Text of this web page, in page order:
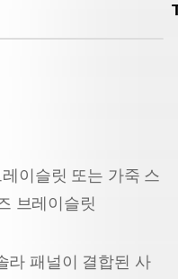
이슬릿 또는 가죽 스
브레이슬릿
라 패널이 결합된 사